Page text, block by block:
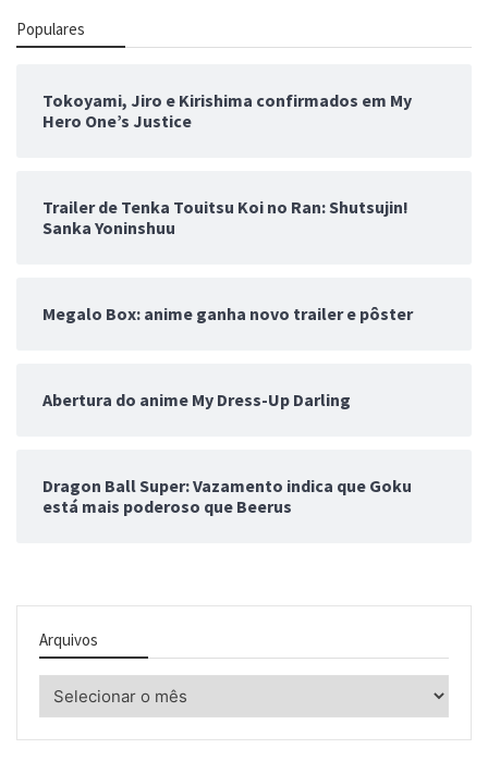
Populares
Tokoyami, Jiro e Kirishima confirmados em My
Hero One’s Justice
Trailer de Tenka Touitsu Koi no Ran: Shutsujin!
Sanka Yoninshuu
Megalo Box: anime ganha novo trailer e pôster
Abertura do anime My Dress-Up Darling
Dragon Ball Super: Vazamento indica que Goku
está mais poderoso que Beerus
Arquivos
Arquivos